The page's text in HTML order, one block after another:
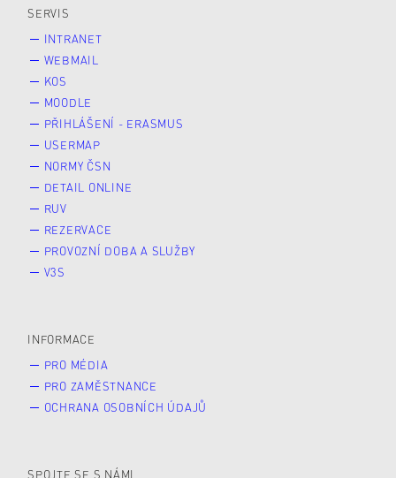
SERVIS
INTRANET
WEBMAIL
KOS
MOODLE
PŘIHLÁŠENÍ - ERASMUS
USERMAP
NORMY ČSN
DETAIL ONLINE
RUV
REZERVACE
PROVOZNÍ DOBA A SLUŽBY
V3S
INFORMACE
PRO MÉDIA
PRO ZAMĚSTNANCE
OCHRANA OSOBNÍCH ÚDAJŮ
SPOJTE SE S NÁMI